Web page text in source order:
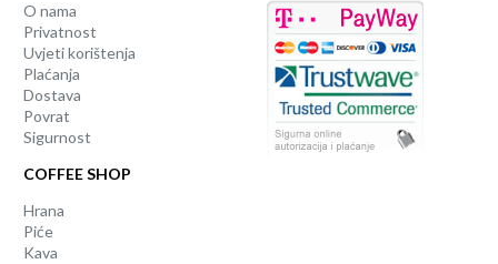
O nama
Privatnost
Uvjeti korištenja
Plaćanja
Dostava
Povrat
Sigurnost
COFFEE SHOP
Hrana
Piće
Kava